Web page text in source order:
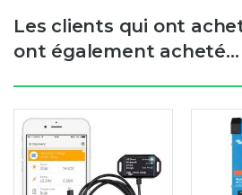
Les clients qui ont
ont également acheté...